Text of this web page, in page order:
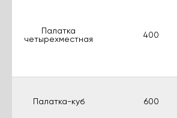
Палатка
четырехместная
400
Палатка-куб 600